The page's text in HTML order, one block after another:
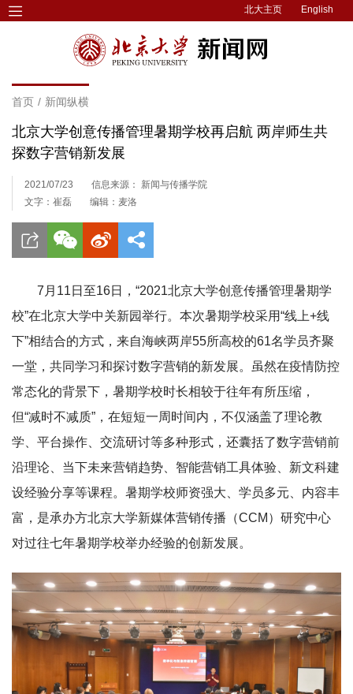
北大主页 English
首页 / 新闻纵横
北京大学创意传播管理暑期学校再启航 两岸师生共
探数字营销新发展
2021/07/23
信息来源： 新闻与传播学院
文字：崔磊
编辑：麦洛
7月11日至16日，“2021北京大学创意传播管理暑期学
校”在北京大学中关新园举行。本次暑期学校采用“线上+线
下”相结合的方式，来自海峡两岸55所高校的61名学员齐聚
一堂，共同学习和探讨数字营销的新发展。虽然在疫情防控
常态化的背景下，暑期学校时长相较于往年有所压缩，
但“减时不减质”，在短短一周时间内，不仅涵盖了理论教
学、平台操作、交流研讨等多种形式，还囊括了数字营销前
沿理论、当下未来营销趋势、智能营销工具体验、新文科建
设经验分享等课程。暑期学校师资强大、学员多元、内容丰
富，是承办方北京大学新媒体营销传播（CCM）研究中心
对过往七年暑期学校举办经验的创新发展。